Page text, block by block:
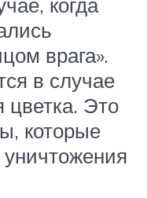
врага».
в случае
цветка. Это
которые